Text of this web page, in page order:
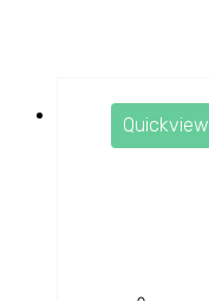
Quickview